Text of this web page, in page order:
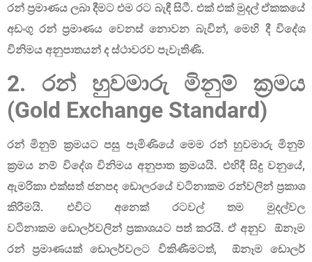
රන් ප‍්‍රමාණය ලබා දීමට එම රට බැඳී සිටී. එක් එක් මුදල් ඒකකයේ
අඩංගු රන් ප‍්‍රමාණය වෙනස් නොවන බැවින්, මෙහි දී විදේශ
විනිමය අනුපාතයන් ද ස්ථාවරව පැවැතිණි.
2. රන් හුවමාරු මිනුම් ක‍්‍රමය
(Gold Exchange Standard)
රන් මිනුම් ක‍්‍රමයට පසු පැමිණියේ මෙම රන් හුවමාරු මිනුම්
ක‍්‍රමය නම් විදේශ විනිමය අනුපාත ක‍්‍රමයයි. එහිදී සිදු වනුයේ,
ඇමරිකා එක්සත් ජනපද ඩොලරයේ වටිනාකම රන්වලින් ප‍්‍රකාශ
කිරීමයි. එවිට අනෙක් රටවල් තම මුදල්වල
වටිනාකම ඩොලර්වලින් ප‍්‍රකාශයට පත් කරයි. ඒ අනුව ඕනෑම
රන් ප‍්‍රමාණයක් ඩොලර්වලට විකිණීමටත්, ඕනෑම ඩොලර්